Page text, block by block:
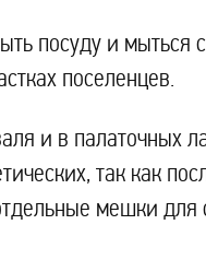
посуду и
поселенцев.
и в палаточных
так как
мешки для